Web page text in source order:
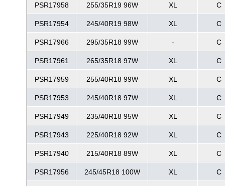
PSR17958 255/35R19 96W XL C
PSR17954 245/40R19 98W XL C
PSR17966 295/35R18 99W - C
PSR17961 265/35R18 97W XL C
PSR17959 255/40R18 99W XL C
PSR17953 245/40R18 97W XL C
PSR17949 235/40R18 95W XL C
PSR17943 225/40R18 92W XL C
PSR17940 215/40R18 89W XL C
PSR17956 245/45R18 100W XL C